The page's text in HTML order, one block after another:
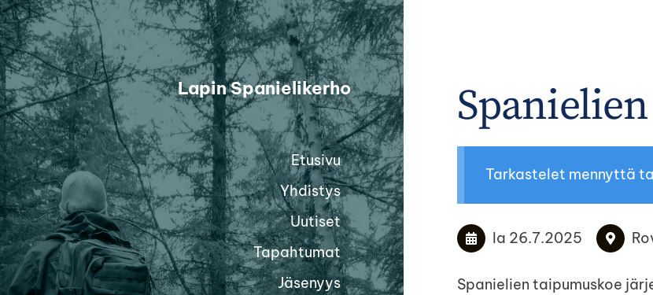
Siirry
sivun
sisältöön
Lapin Spanielikerho
Etusivu
Yhdistys
Uutiset
Tapahtumat
Jäsenyys
Tarkastelet mennyttä
la 26.7.2025
Spanielien taipumuskoe